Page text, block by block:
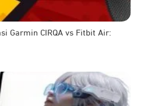
Garmin CIRQA vs Fitbit Air: